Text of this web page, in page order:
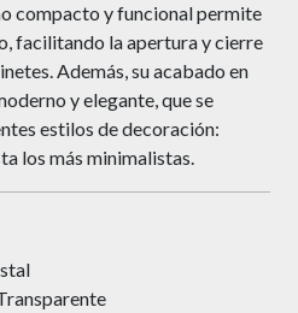
compacto y funcional permite
facilitando la apertura y cierre
Además, su acabado en
y elegante, que se
estilos de decoración:
los más minimalistas.